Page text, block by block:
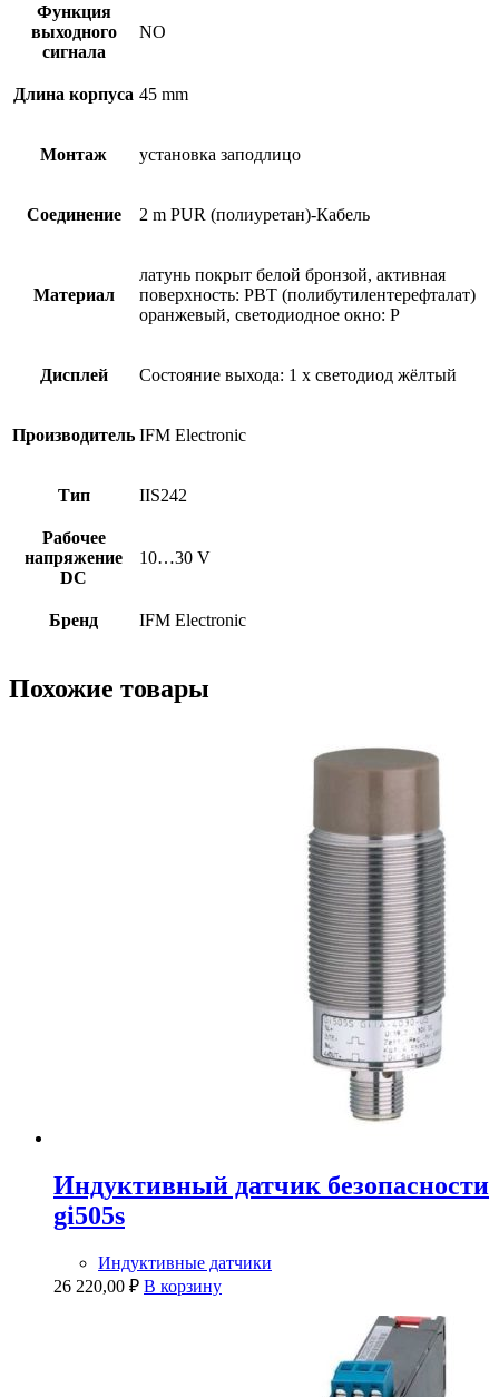
Функция
выходного
сигнала
NO
Длина корпуса 45 mm
Монтаж установка заподлицо
Соединение 2 m PUR (полиуретан)-Кабель
Материал
латунь покрыт белой бронзой, активная
поверхность: PBT (полибутилентерефталат)
оранжевый, светодиодное окно: P
Дисплей Состояние выхода: 1 x светодиод жёлтый
Производитель IFM Electronic
Тип IIS242
Рабочее
напряжение
DC
10…30 V
Бренд IFM Electronic
Похожие товары
Индуктивный датчик безопасности
gi505s
Индуктивные датчики
26 220,00 ₽ В корзину